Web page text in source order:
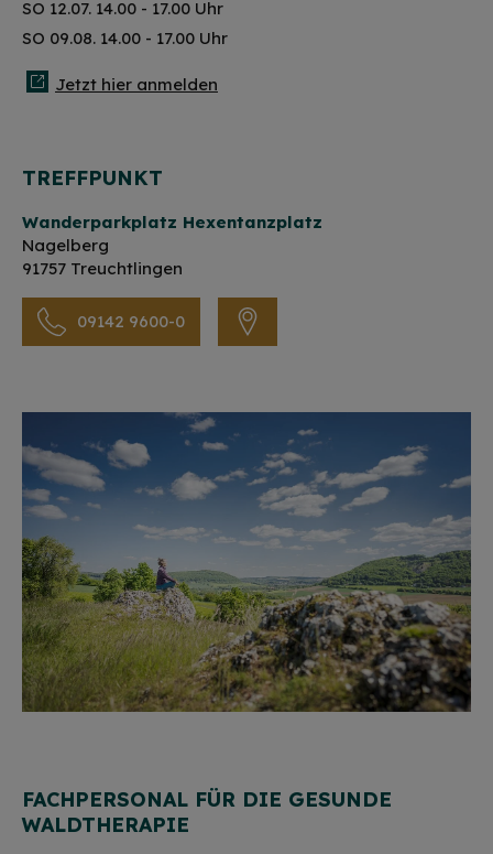
SO 12.07. 14.00 - 17.00 Uhr
SO 09.08. 14.00 - 17.00 Uhr
Jetzt hier anmelden
TREFFPUNKT
Wanderparkplatz Hexentanzplatz
Nagelberg
91757 Treuchtlingen
09142 9600-0
FACHPERSONAL FÜR DIE GESUNDE
WALDTHERAPIE